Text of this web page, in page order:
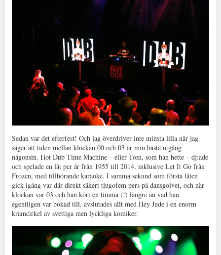
Sedan var det efterfest! Och jag överdriver inte minsta lilla när jag
säger att tiden mellan klockan 00 och 03 är min bästa utgång
någonsin. Hot Dub Time Machine – eller Tom, som han hette – dj:ade
och spelade en låt per år från 1955 till 2014, inklusive Let It Go från
Frozen, med tillhörande karaoke. I samma sekund som första låten
gick igång var där direkt säkert tjugofem pers på dansgolvet, och när
klockan var 03 och han kört en timma (!) längre än vad han
egentligen var bokad till, avslutades allt med Hey Jude i en enorm
kramcirkel av svettiga men lyckliga komiker.